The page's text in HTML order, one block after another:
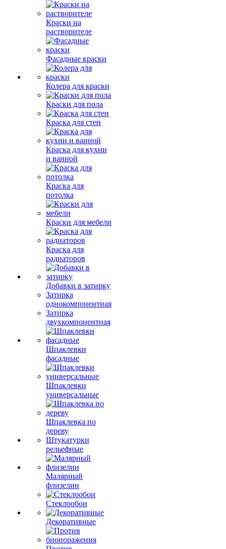
Краски на
растворителе
Фасадные краски
Колера для краски
Краски для пола
Краска для стен
Краска для кухни
и ванной
Краска для
потолка
Краски для мебели
Краска для
радиаторов
Добавки в затирку
Затирка
однокомпонентная
Затирка
двухкомпонентная
Шпаклевки
фасадные
Шпаклевки
универсальные
Шпаклевка по
дереву
Штукатурки
рельефные
Малярный
флизелин
Стеклообои
Декоративные